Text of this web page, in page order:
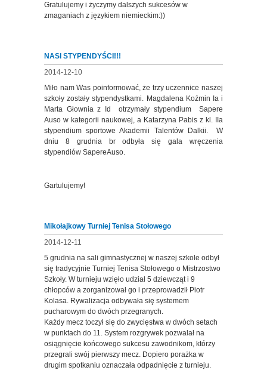
Gratulujemy i życzymy dalszych sukcesów w
zmaganiach z językiem niemieckim:))
NASI STYPENDYŚCI!!!
2014-12-10
Miło nam Was poinformować, że trzy uczennice naszej
szkoły zostały stypendystkami. Magdalena Koźmin Ia i
Marta Głownia z Id otrzymały stypendium Sapere
Auso w kategorii naukowej, a Katarzyna Pabis z kl. IIa
stypendium sportowe Akademii Talentów Dalkii. W
dniu 8 grudnia br odbyła się gala wręczenia
stypendiów SapereAuso.
Gartulujemy!
Mikołajkowy Turniej Tenisa Stołowego
2014-12-11
5 grudnia na sali gimnastycznej w naszej szkole odbył
się tradycyjnie Turniej Tenisa Stołowego o Mistrzostwo
Szkoły. W turnieju wzięło udział 5 dziewcząt i 9
chłopców a zorganizował go i przeprowadził Piotr
Kolasa. Rywalizacja odbywała się systemem
pucharowym do dwóch przegranych.
Każdy mecz toczył się do zwycięstwa w dwóch setach
w punktach do 11. System rozgrywek pozwalał na
osiągnięcie końcowego sukcesu zawodnikom, którzy
przegrali swój pierwszy mecz. Dopiero porażka w
drugim spotkaniu oznaczała odpadnięcie z turnieju.